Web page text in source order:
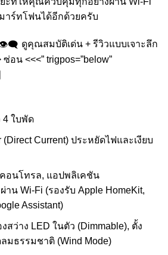
าร์ทโฟนได้อีกด้วยครับ
ดูคุณสมบัติเด่น + รีวิวแบบเจาะลึก
ซ่อน <<<” trigpos=”below”
4 ใบพัด
(Direct Current) ประหยัดไฟและเงียบ
อนโทรล, แอปพลิเคชัน
าน Wi-Fi (รองรับ Apple HomeKit,
Assistant)
สว่าง LED ในตัว (Dimmable), ตั้ง
มธรรมชาติ (Wind Mode)